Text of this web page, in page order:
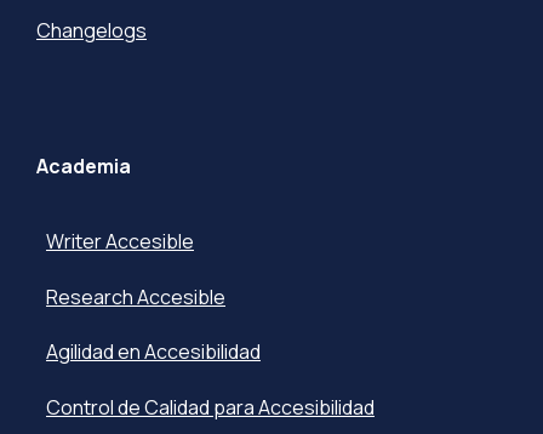
Changelogs
Academia
Writer Accesible
Research Accesible
Agilidad en Accesibilidad
Control de Calidad para Accesibilidad